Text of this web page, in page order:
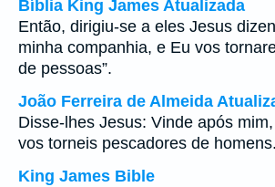
Bíblia King James Atualizada
Então, dirigiu-se a eles Jesus
minha companhia, e Eu vos
de pessoas”.
João Ferreira de Almeida
Disse-lhes Jesus: Vinde após
vos torneis pescadores de
King James Bible